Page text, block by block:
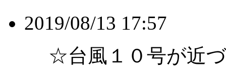
2019/08/13 17:57
☆台風１０号が近づ